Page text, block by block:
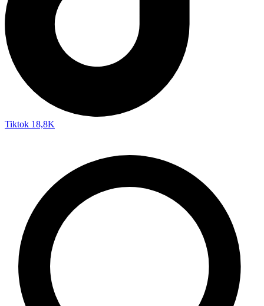
Tiktok 18,8K